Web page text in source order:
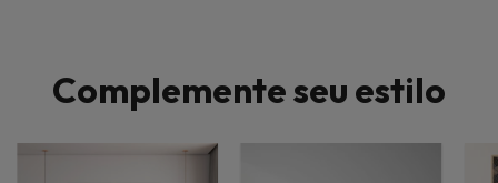
Complemente seu estilo